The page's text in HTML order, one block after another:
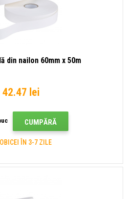
din nailon 60mm x 50m
42.47 lei
CUMPĂRĂ
ÎN 3-7 ZILE